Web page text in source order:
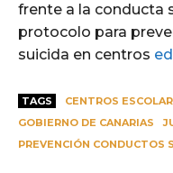
frente a la conducta
protocolo para
suicida en centros
TAGS CENTROS
GOBIERNO DE CANARIAS
PREVENCIÓN CONDUCTOS